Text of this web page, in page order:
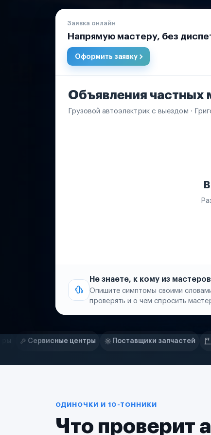
Заявка онлайн
Напрямую мастеру, без
Оформить заявку
Объявления частных
Грузовой автоэлектрик с выездом ·
Не знаете, к кому из
Опишите симптомы своими
проверять и о чём спросить
Нам доверяют
Поставщики запчастей Строительные
Частные автолюбители
Маркетплейсы
Логистические компании
Поставщики запчастей
Строительные компании
ОДИНОЧКИ И 10-ТОННИКИ
Что проверит